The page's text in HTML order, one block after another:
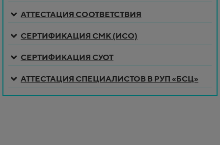
АТТЕСТАЦИЯ СООТВЕТСТВИЯ
СЕРТИФИКАЦИЯ СМК (ИСО)
СЕРТИФИКАЦИЯ СУОТ
АТТЕСТАЦИЯ СПЕЦИАЛИСТОВ В РУП «БСЦ»